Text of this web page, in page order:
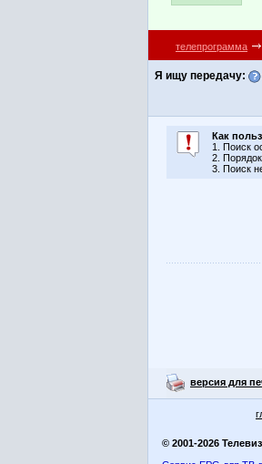
телепрограмма
Я ищу передачу:
Как
1. Поиск
2.
3. Поиск
версия для
© 2001-2026